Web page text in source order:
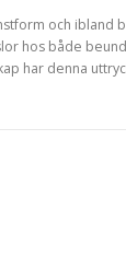
och ibland
hos både
har denna